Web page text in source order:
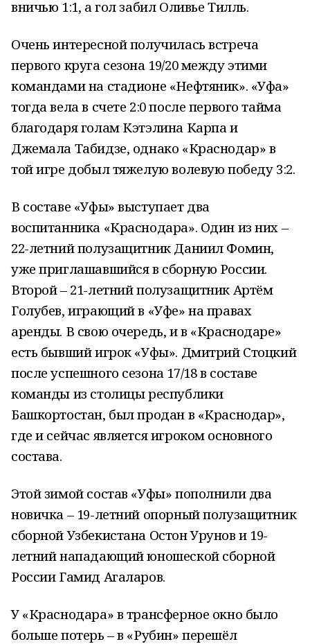
вничью 1:1, а гол забил Оливье Тилль.
Очень интересной получилась встреча
первого круга сезона 19/20 между этими
командами на стадионе «Нефтяник». «Уфа»
тогда вела в счете 2:0 после первого тайма
благодаря голам Кэтэлина Карпа и
Джемала Табидзе, однако «Краснодар» в
той игре добыл тяжелую волевую победу 3:2.
В составе «Уфы» выступает два
воспитанника «Краснодара». Один из них –
22-летний полузащитник Даниил Фомин,
уже приглашавшийся в сборную России.
Второй – 21-летний полузащитник Артём
Голубев, играющий в «Уфе» на правах
аренды. В свою очередь, и в «Краснодаре»
есть бывший игрок «Уфы». Дмитрий Стоцкий
после успешного сезона 17/18 в составе
команды из столицы республики
Башкортостан, был продан в «Краснодар»,
где и сейчас является игроком основного
состава.
Этой зимой состав «Уфы» пополнили два
новичка – 19-летний опорный полузащитник
сборной Узбекистана Остон Урунов и 19-
летний нападающий юношеской сборной
России Гамид Агаларов.
У «Краснодара» в трансферное окно было
больше потерь – в «Рубин» перешёл